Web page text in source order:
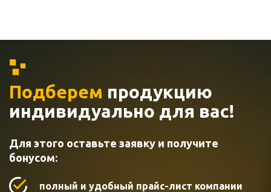
Подберем продукцию
индивидуально для вас!
Для этого оставьте заявку и получите
бонусом:
полный и удобный прайс-лист компании